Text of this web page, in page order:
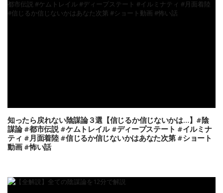
知ったら戻れない陰謀論３選【信じるか信じないかは…】#陰
謀論 #都市伝説 #ケムトレイル #ディープステート #イルミナ
ティ #月面着陸 #信じるか信じないかはあなた次第 #ショート
動画 #怖い話